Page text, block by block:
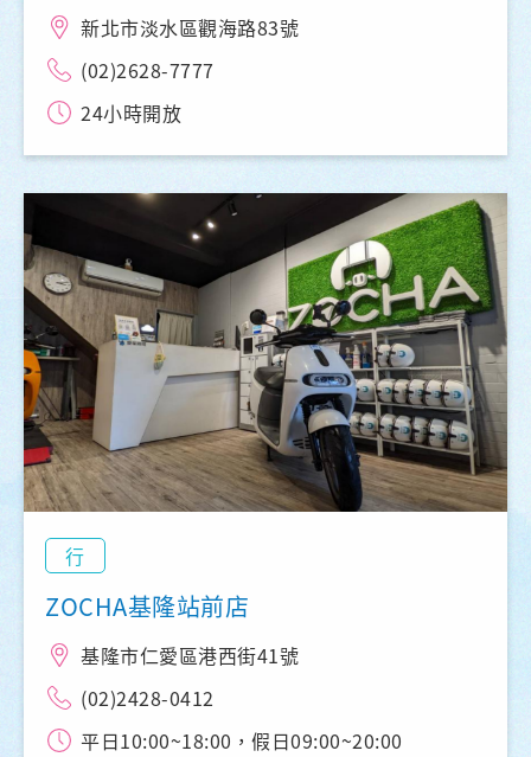
新北市淡水區觀海路83號
(02)2628-7777
24小時開放
行
ZOCHA基隆站前店
基隆市仁愛區港西街41號
(02)2428-0412
平日10:00~18:00，假日09:00~20:00